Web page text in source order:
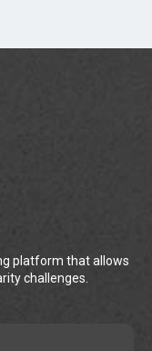
platform that allows
challenges.